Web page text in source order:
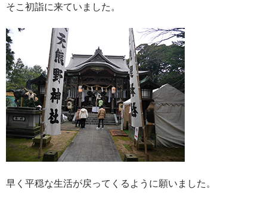
そこ初詣に来ていました。
早く平穏な生活が戻ってくるように願いました。